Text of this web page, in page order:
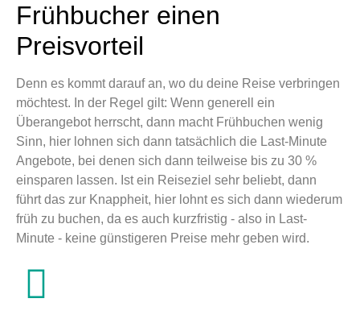
Frühbucher einen
Preisvorteil
Denn es kommt darauf an, wo du deine Reise verbringen
möchtest. In der Regel gilt: Wenn generell ein
Überangebot herrscht, dann macht Frühbuchen wenig
Sinn, hier lohnen sich dann tatsächlich die Last-Minute
Angebote, bei denen sich dann teilweise bis zu 30 %
einsparen lassen. Ist ein Reiseziel sehr beliebt, dann
führt das zur Knappheit, hier lohnt es sich dann wiederum
früh zu buchen, da es auch kurzfristig - also in Last-
Minute - keine günstigeren Preise mehr geben wird.